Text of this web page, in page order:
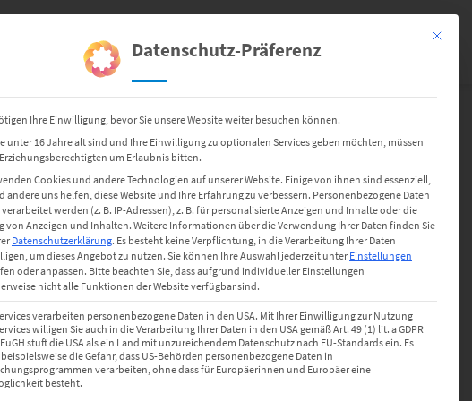
ETIKETTEN SOFTWARE
Mit
Datenschutz-Präferenz
Ihre Einwilligung, bevor Sie unsere Website weiter besuchen können.
unter 16 Jahre alt sind und Ihre Einwilligung zu optionalen Services geben möchten, müssen
um Erlaubnis bitten.
Cookies und andere Technologien auf unserer Website. Einige von ihnen sind essenziell,
andere uns helfen, diese Website und Ihre Erfahrung zu verbessern. Personenbezogene Daten
werden (z. B. IP-Adressen), z. B. für personalisierte Anzeigen und Inhalte oder die
von Anzeigen und Inhalten. Weitere Informationen über die Verwendung Ihrer Daten finden Sie
Datenschutzerklärung. Es besteht keine Verpflichtung, in die Verarbeitung Ihrer Daten
um dieses Angebot zu nutzen. Sie können Ihre Auswahl jederzeit unter Einstellungen
oder anpassen. Bitte beachten Sie, dass aufgrund individueller Einstellungen
nicht alle Funktionen der Website verfügbar sind.
verarbeiten personenbezogene Daten in den USA. Mit Ihrer Einwilligung zur Nutzung
willigen Sie auch in die Verarbeitung Ihrer Daten in den USA gemäß Art. 49 (1) lit. a GDPR
stuft die USA als ein Land mit unzureichendem Datenschutz nach EU-Standards ein. Es
die Gefahr, dass US-Behörden personenbezogene Daten in
verarbeiten, ohne dass für Europäerinnen und Europäer eine
besteht.